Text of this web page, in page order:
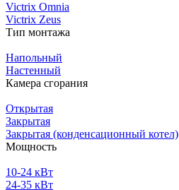
Victrix Omnia
Victrix Zeus
Тип монтажа
Напольный
Настенный
Камера сгорания
Открытая
Закрытая
Закрытая (конденсационный котел)
Мощность
10-24 кВт
24-35 кВт